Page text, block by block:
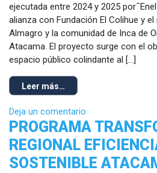
ejecutada entre 2024 y 2025
alianza con Fundación El Colihue y
Almagro y la comunidad de Inca de
Atacama. El proyecto surge con el
espacio público colindante al […]
Leer más…
Deja un comentario
PROGRAMA
REGIONAL
SOSTENIBLE